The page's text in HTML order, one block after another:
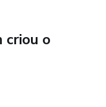
criou o